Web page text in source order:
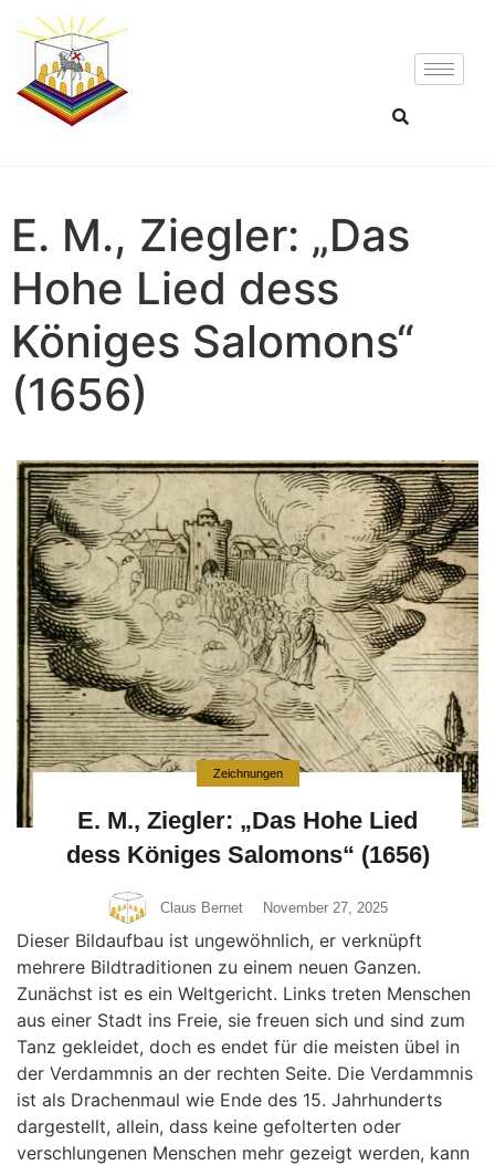
E. M., Ziegler: „Das
Hohe Lied dess
Königes Salomons“
(1656)
Zeichnungen
E. M., Ziegler: „Das Hohe Lied
dess Königes Salomons“ (1656)
Claus Bernet November 27, 2025
Dieser Bildaufbau ist ungewöhnlich, er verknüpft
mehrere Bildtraditionen zu einem neuen Ganzen.
Zunächst ist es ein Weltgericht. Links treten Menschen
aus einer Stadt ins Freie, sie freuen sich und sind zum
Tanz gekleidet, doch es endet für die meisten übel in
der Verdammnis an der rechten Seite. Die Verdammnis
ist als Drachenmaul wie Ende des 15. Jahrhunderts
dargestellt, allein, dass keine gefolterten oder
verschlungenen Menschen mehr gezeigt werden, kann